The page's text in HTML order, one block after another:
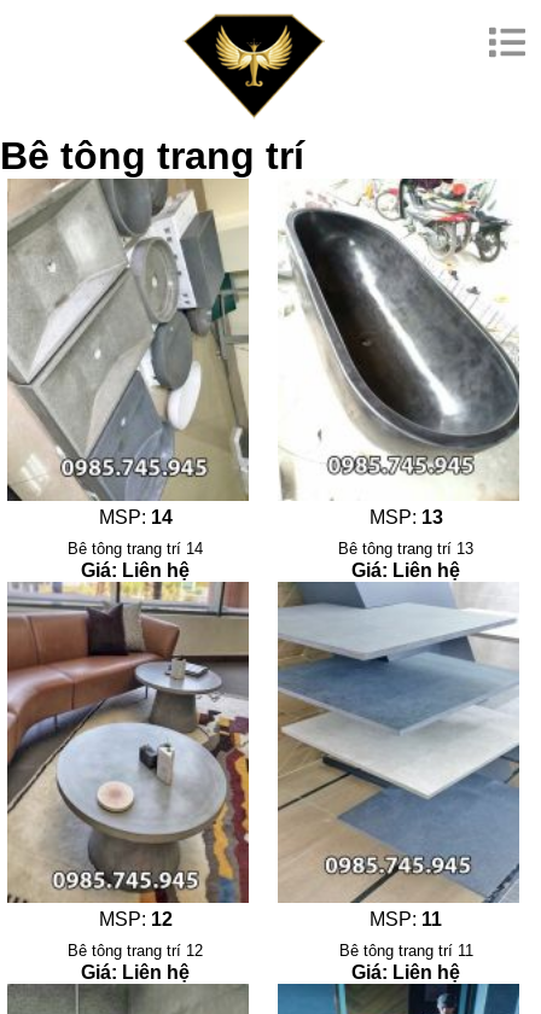
Bê tông trang trí
MSP: 14
Bê tông trang trí 14
Giá: Liên hệ
MSP: 13
Bê tông trang trí 13
Giá: Liên hệ
MSP: 12
Bê tông trang trí 12
Giá: Liên hệ
MSP: 11
Bê tông trang trí 11
Giá: Liên hệ